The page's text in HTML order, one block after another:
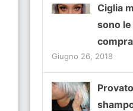
Ciglia
sono
Giugno 26, 2018